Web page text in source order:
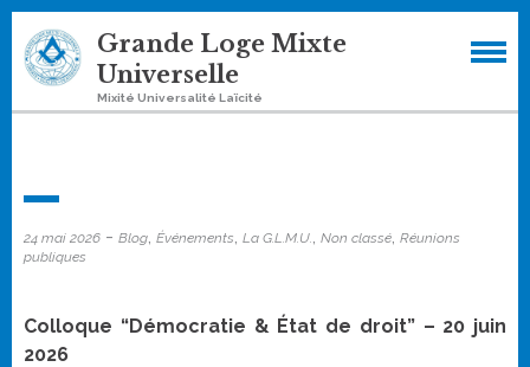
Skip
to
content
Grande Loge Mixte
Universelle
Mixité Universalité Laïcité
24 mai 2026 - Blog, Événements, La G.L.M.U., Non classé, Réunions
publiques
Colloque “Démocratie & État de droit” – 20 juin
2026